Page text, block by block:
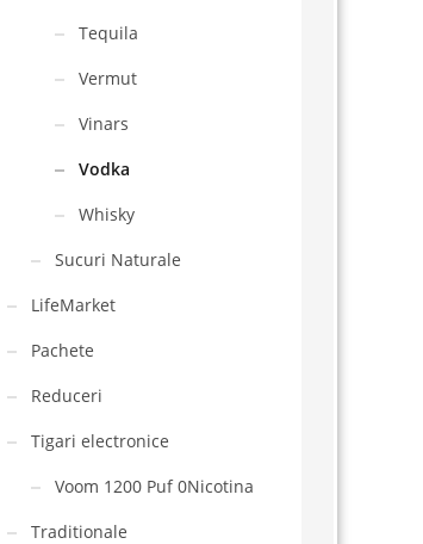
Tequila
Vermut
Vinars
Vodka
Whisky
Sucuri Naturale
LifeMarket
Pachete
Reduceri
Tigari electronice
Voom 1200 Puf 0Nicotina
Traditionale